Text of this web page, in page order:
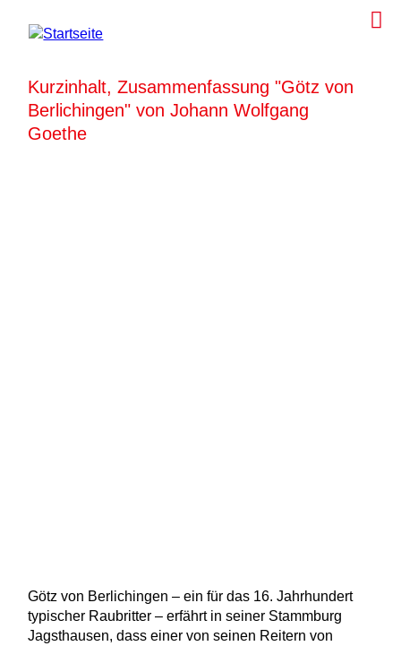
Kurzinhalt, Zusammenfassung "Götz von
Berlichingen" von Johann Wolfgang
Goethe
Götz von Berlichingen – ein für das 16. Jahrhundert
typischer Raubritter – erfährt in seiner Stammburg
Jagsthausen, dass einer von seinen Reitern von